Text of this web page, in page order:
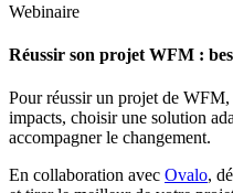
Webinaire
Réussir son projet WFM :
Pour réussir un projet de
impacts, choisir une solution
accompagner le changement.
En collaboration avec Ovalo,